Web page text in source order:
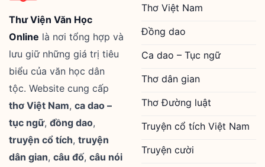
Thư Viện Văn Học
Online là nơi tổng hợp và
lưu giữ những giá trị tiêu
biểu của văn học dân
tộc. Website cung cấp
thơ Việt Nam, ca dao –
tục ngữ, đồng dao,
truyện cổ tích, truyện
dân gian, câu đố, câu nói
Thơ Việt Nam
Đồng dao
Ca dao – Tục ngữ
Thơ dân gian
Thơ Đường luật
Truyện cổ tích Việt Nam
Truyện cười